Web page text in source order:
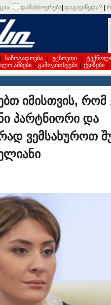
დამახსოვრება დაგავიწყდა?
საზოგადოება უცხოეთი
ამბები გამოკითხვები ქვიზები
იმისთვის,
პარტნიორი და
ვემსახუროთ